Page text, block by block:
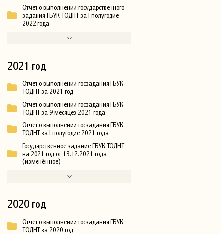
Отчет о выполнении государственного
задания ГБУК ТОДНТ за I полугодие
2022 года
2021 год
Отчет о выполнении госзадания ГБУК
ТОДНТ за 2021 год
Отчет о выполнении госзадания ГБУК
ТОДНТ за 9 месяцев 2021 года
Отчет о выполнении госзадания ГБУК
ТОДНТ за I полугодие 2021 года
Государственное задание ГБУК ТОДНТ
на 2021 год от 13.12.2021 года
(изменённое)
2020 год
Отчет о выполнении госзадания ГБУК
ТОДНТ за 2020 год